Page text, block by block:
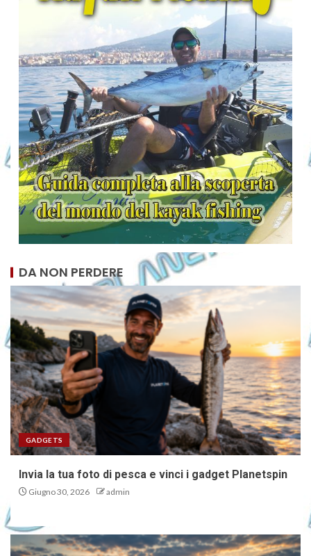
DA NON PERDERE
GADGETS
Invia la tua foto di pesca e vinci i gadget Planetspin
Giugno 30, 2026 admin